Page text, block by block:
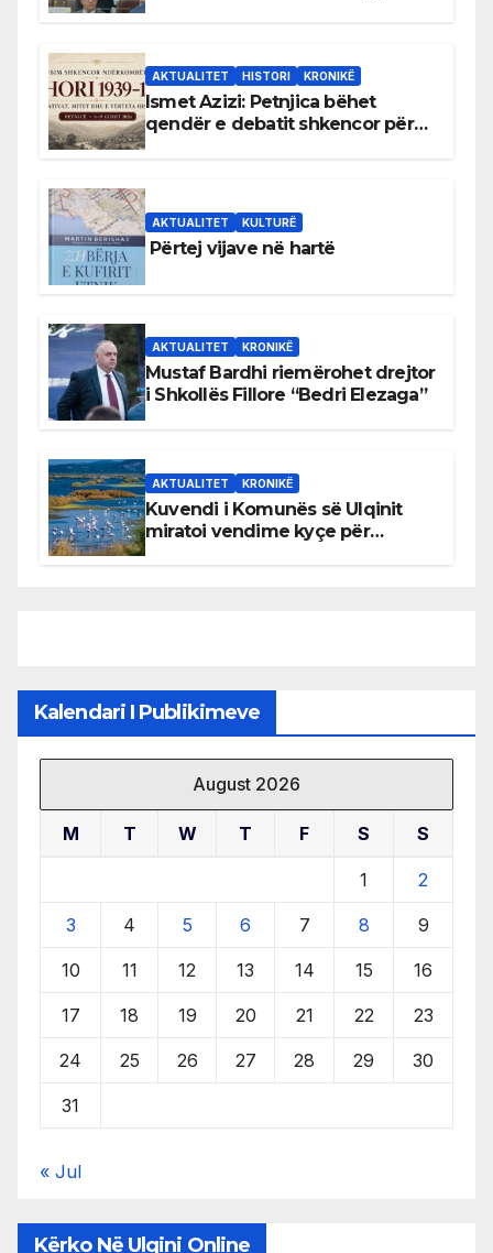
AKTUALITET HISTORI KRONIKË
Ismet Azizi: Petnjica bëhet
qendër e debatit shkencor për
AKTUALITET KULTURË
Përtej vijave në hartë
AKTUALITET KRONIKË
Mustaf Bardhi riemërohet drejtor
i Shkollës Fillore “Bedri Elezaga”
AKTUALITET KRONIKË
Kuvendi i Komunës së Ulqinit
miratoi vendime kyçe për
Kalendari I Publikimeve
August 2026
M T W T F S S
1 2
3 4 5 6 7 8 9
10 11 12 13 14 15 16
17 18 19 20 21 22 23
24 25 26 27 28 29 30
31
« Jul
Kërko Në Ulqini Online